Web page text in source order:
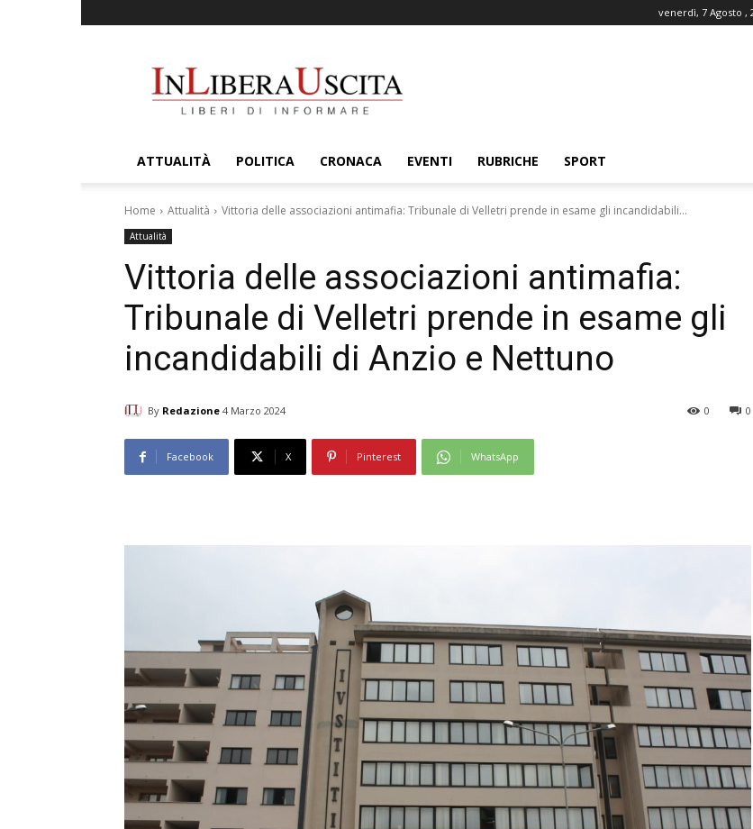
venerdì, 7 Agosto ,
ATTUALITÀ POLITICA CRONACA EVENTI RUBRICHE SPORT
Home Attualità Vittoria delle associazioni antimafia: Tribunale di Velletri prende in esame gli incandidabili...
Attualità
Vittoria delle associazioni antimafia:
Tribunale di Velletri prende in esame gli
incandidabili di Anzio e Nettuno
By Redazione 4 Marzo 2024 0
0
Facebook X Pinterest WhatsApp